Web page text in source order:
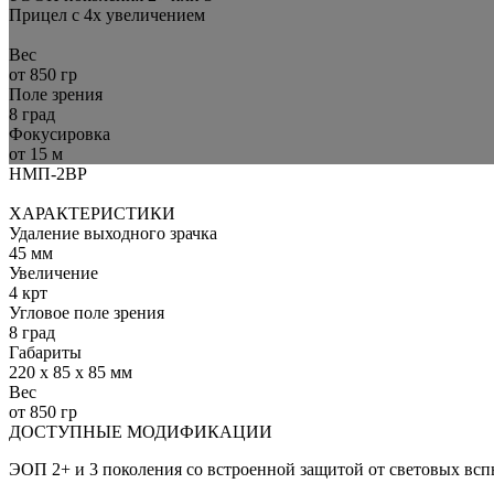
Прицел с 4х увеличением
Вес
от 850 гр
Поле зрения
8 град
Фокусировка
от 15 м
НМП-2ВР
ХАРАКТЕРИСТИКИ
Удаление выходного зрачка
45 мм
Увеличение
4 крт
Угловое поле зрения
8 град
Габариты
220 х 85 х 85 мм
Вес
от 850 гр
ДОСТУПНЫЕ МОДИФИКАЦИИ
ЭОП 2+ и 3 поколения со вcтроенной защитой от световых